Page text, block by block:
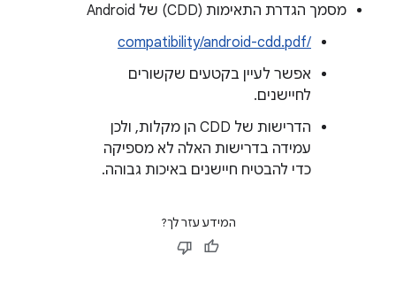
מסמך הגדרת התאימות (CDD) של Android
/compatibility/android-cdd.pdf
אפשר לעיין בקטעים שקשורים
לחיישנים.
הדרישות של CDD הן מקלות, ולכן
עמידה בדרישות האלה לא מספיקה
כדי להבטיח חיישנים באיכות גבוהה.
המידע עזר לך?